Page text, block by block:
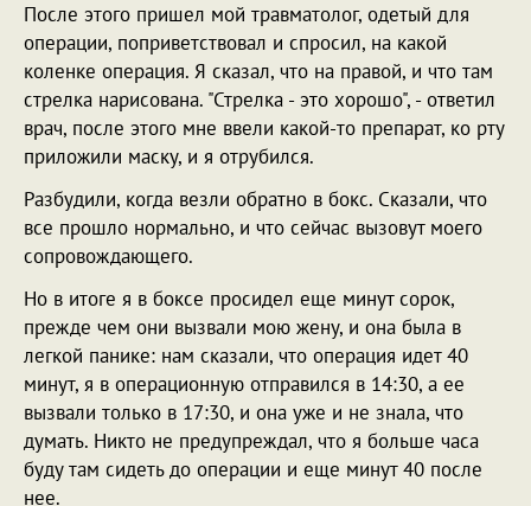
После этого пришел мой травматолог, одетый для
операции, поприветствовал и спросил, на какой
коленке операция. Я сказал, что на правой, и что там
стрелка нарисована. "Стрелка - это хорошо", - ответил
врач, после этого мне ввели какой-то препарат, ко рту
приложили маску, и я отрубился.
Разбудили, когда везли обратно в бокс. Сказали, что
все прошло нормально, и что сейчас вызовут моего
сопровождающего.
Но в итоге я в боксе просидел еще минут сорок,
прежде чем они вызвали мою жену, и она была в
легкой панике: нам сказали, что операция идет 40
минут, я в операционную отправился в 14:30, а ее
вызвали только в 17:30, и она уже и не знала, что
думать. Никто не предупреждал, что я больше часа
буду там сидеть до операции и еще минут 40 после
нее.